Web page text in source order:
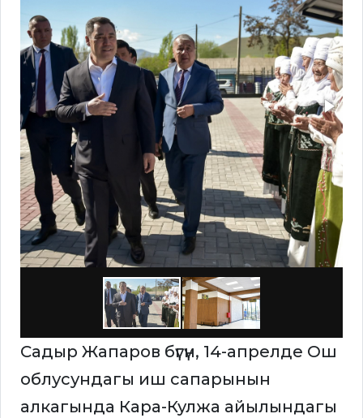
Садыр Жапаров бүгүн, 14-апрелде Ош
облусундагы иш сапарынын
алкагында Кара-Кулжа айылындагы